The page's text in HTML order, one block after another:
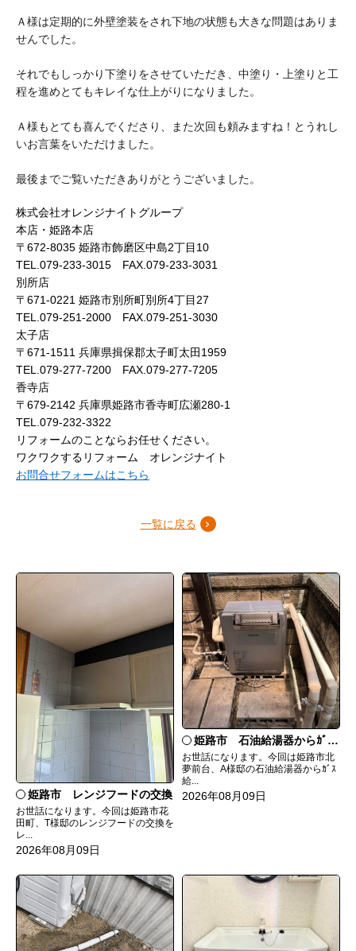
Ａ様は定期的に外壁塗装をされ下地の状態も大きな問題はありま
せんでした。
それでもしっかり下塗りをさせていただき、中塗り・上塗りと工
程を進めとてもキレイな仕上がりになりました。
Ａ様もとても喜んでくださり、また次回も頼みますね！とうれし
いお言葉をいただけました。
最後までご覧いただきありがとうございました。
株式会社オレンジナイトグループ
本店・姫路本店
〒672-8035 姫路市飾磨区中島2丁目10
TEL.079-233-3015 FAX.079-233-3031
別所店
〒671-0221 姫路市別所町別所4丁目27
TEL.079-251-2000 FAX.079-251-3030
太子店
〒671-1511 兵庫県揖保郡太子町太田1959
TEL.079-277-7200 FAX.079-277-7205
香寺店
〒679-2142 兵庫県姫路市香寺町広瀬280-1
TEL.079-232-3322
リフォームのことならお任せください。
ワクワクするリフォーム オレンジナイト
お問合せフォームはこちら
一覧に戻る
姫路市 レンジフードの交換
お世話になります。今回は姫路市花
田町、T様邸のレンジフードの交換を
レ...
2026年08月09日
姫路市 石油給湯器からｶﾞｽ給湯器へ取替
お世話になります。今回は姫路市北
夢前台、A様邸の石油給湯器からｶﾞｽ
給...
2026年08月09日